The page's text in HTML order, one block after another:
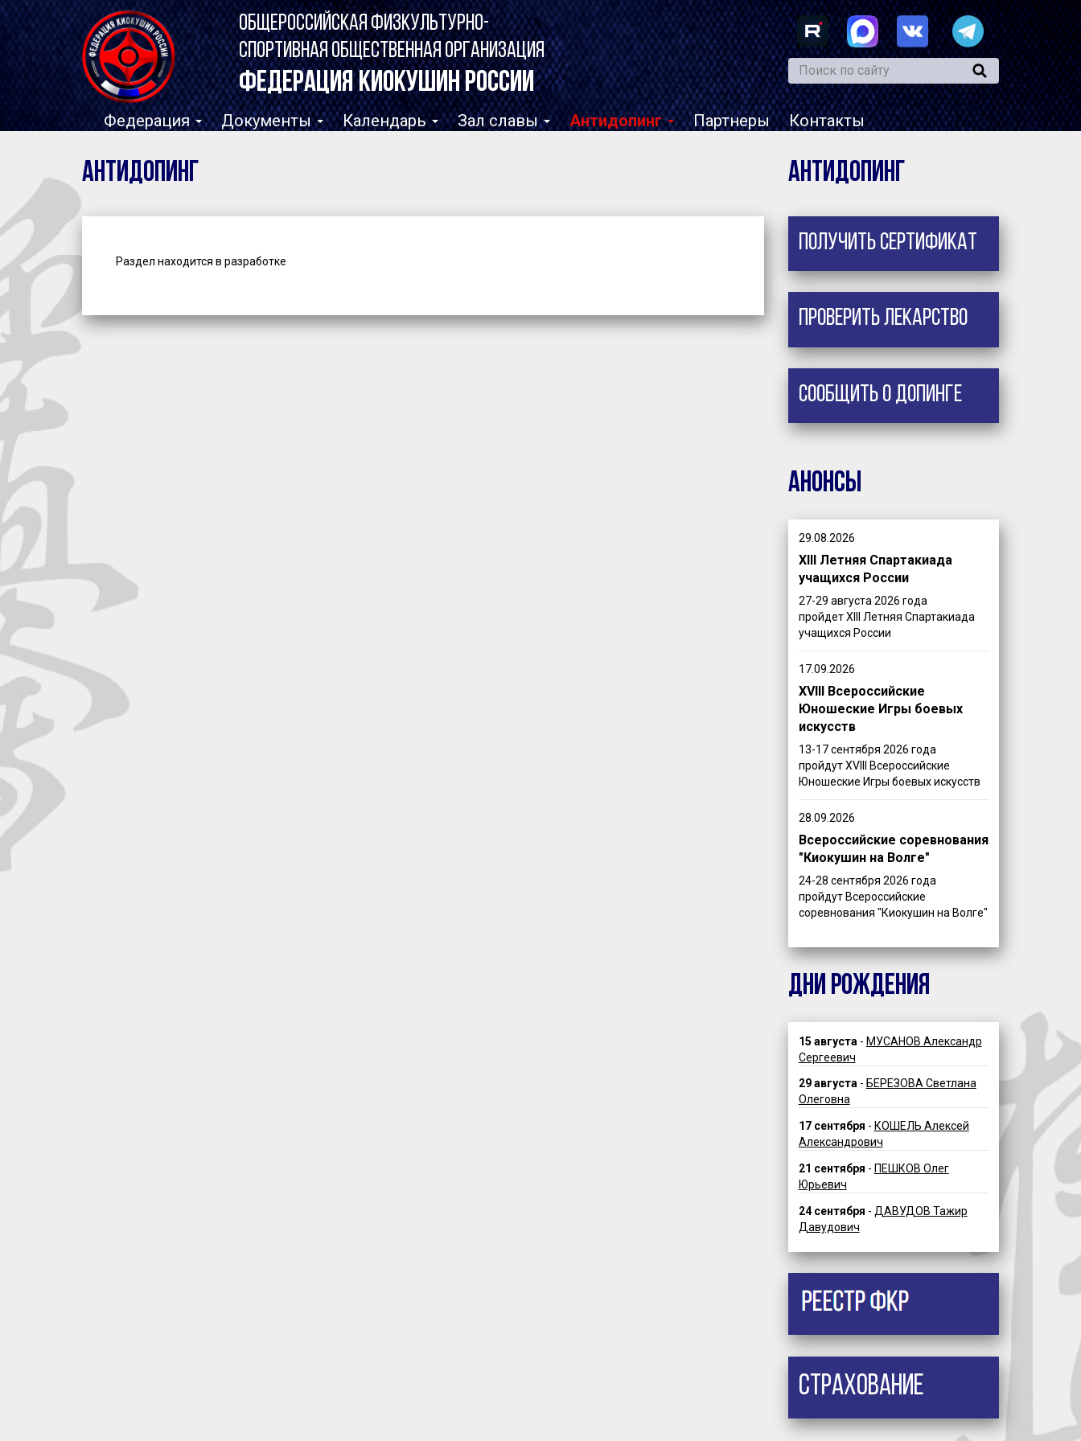
ОБЩЕРОССИЙСКАЯ ФИЗКУЛЬТУРНО-
СПОРТИВНАЯ ОБЩЕСТВЕННАЯ ОРГАНИЗАЦИЯ
ФЕДЕРАЦИЯ КИОКУШИН РОССИИ
Федерация Документы Календарь Зал славы Антидопинг Партнеры Контакты
Антидопинг Антидопинг
Раздел находится в разработке
Получить сертификат
Проверить лекарство
Сообщить о допинге
Анонсы
29.08.2026
XIII Летняя Спартакиада
учащихся России
27-29 августа 2026 года
пройдет XIII Летняя Спартакиада
учащихся России
17.09.2026
XVIII Всероссийские
Юношеские Игры боевых
искусств
13-17 сентября 2026 года
пройдут XVIII Всероссийские
Юношеские Игры боевых искусств
28.09.2026
Всероссийские соревнования
"Киокушин на Волге"
24-28 сентября 2026 года
пройдут Всероссийские
соревнования "Киокушин на Волге"
ДНИ РОЖДЕНИЯ
15 августа - МУСАНОВ Александр
Сергеевич
29 августа- БЕРЕЗОВА Светлана
Олеговна
17 сентября - КОШЕЛЬ Алексей
Александрович
21 сентября - ПЕШКОВ Олег
Юрьевич
24 сентября - ДАВУДОВ Тажир
Давудович
Страхование